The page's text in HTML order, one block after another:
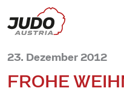
23. Dezember 2012
FROHE